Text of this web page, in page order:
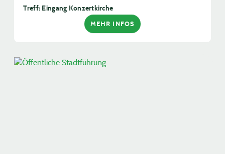
Treff: Eingang Konzertkirche
MEHR INFOS